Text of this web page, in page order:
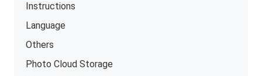
Instructions
Language
Others
Photo Cloud Storage